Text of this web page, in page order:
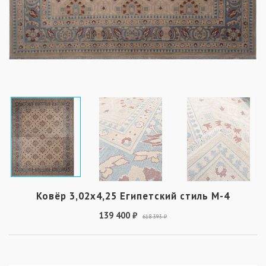
Ковёр 3,02х4,25 Египетский стиль М-4
139 400 ₽ 618 393 ₽